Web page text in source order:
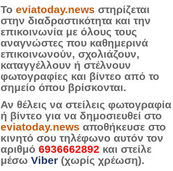
Το eviatoday.news στηρίζεται
στην διαδραστικότητα και την
επικοινωνία με όλους τους
αναγνώστες που καθημερινά
επικοινωνούν, σχολιάζουν,
καταγγέλλουν ή στέλνουν
φωτογραφίες και βίντεο από το
σημείο όπου βρίσκονται.
Αν θέλεις να στείλεις φωτογραφία
ή βίντεο για να δημοσιευθεί στο
eviatoday.news αποθήκευσε στο
κινητό σου τηλέφωνο αυτόν τον
αριθμό 6936662892 και στείλε
μέσω Viber (χωρίς χρέωση).